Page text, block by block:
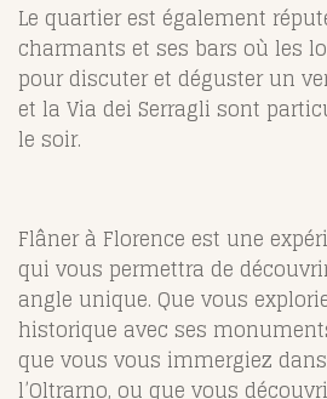
Le quartier est également
charmants et ses bars où les
pour discuter et déguster un
et la Via dei Serragli sont
le soir.
Flâner à Florence est une
qui vous permettra de
angle unique. Que vous
historique avec ses
que vous vous immergiez
l’Oltrarno, ou que vous